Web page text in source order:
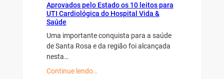
Aprovados pelo Estado os 10 leitos para
UTI Cardiológica do Hospital Vida &
Saúde
Uma importante conquista para a saúde
de Santa Rosa e da região foi alcançada
nesta…
Continue lendo…